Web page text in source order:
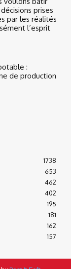
prises
par les réalités
l’esprit
:
de production
1738
653
462
402
195
181
162
157